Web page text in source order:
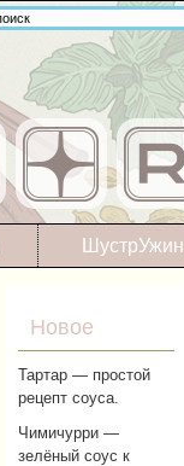
ШустрУжин
Новое
Тартар — простой
рецепт соуса.
Чимичурри —
зелёный соус к